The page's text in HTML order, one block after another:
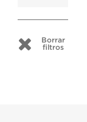
Borrar
filtros